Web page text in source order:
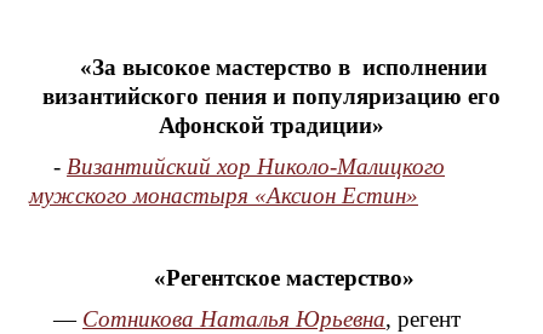
«За высокое мастерство в исполнении
византийского пения и популяризацию его
Афонской традиции»
- Византийский хор Николо-Малицкого
мужского монастыря «Аксион Естин»
«Регентское мастерство»
— Сотникова Наталья Юрьевна, регент